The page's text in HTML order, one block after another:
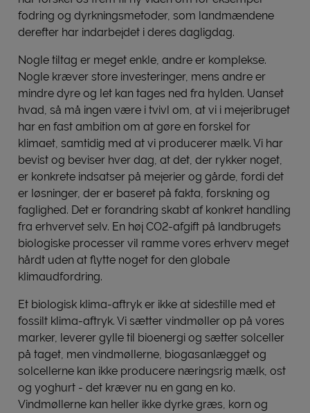
fodring og dyrkningsmetoder, som landmændene
derefter har indarbejdet i deres dagligdag.
Nogle tiltag er meget enkle, andre er komplekse.
Nogle kræver store investeringer, mens andre er
mindre dyre og let kan tages ned fra hylden. Uanset
hvad, så må ingen være i tvivl om, at vi i mejeribruget
har en fast ambition om at gøre en forskel for
klimaet, samtidig med at vi producerer mælk. Vi har
bevist og beviser hver dag, at det, der rykker noget,
er konkrete indsatser på mejerier og gårde, fordi det
er løsninger, der er baseret på fakta, forskning og
faglighed. Det er forandring skabt af konkret handling
fra erhvervet selv. En høj CO2-afgift på landbrugets
biologiske processer vil ramme vores erhverv meget
hårdt uden at flytte noget for den globale
klimaudfordring.
Et biologisk klima-aftryk er ikke at sidestille med et
fossilt klima-aftryk. Vi sætter vindmøller op på vores
marker, leverer gylle til bioenergi og sætter solceller
på taget, men vindmøllerne, biogasanlægget og
solcellerne kan ikke producere næringsrig mælk, ost
og yoghurt - det kræver nu en gang en ko.
Vindmøllerne kan heller ikke dyrke græs, korn og